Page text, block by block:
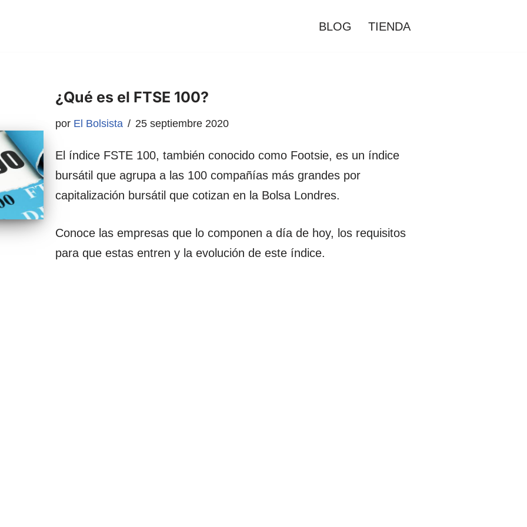
BLOG TIENDA
¿Qué es el FTSE 100?
por El Bolsista 25 septiembre 2020
El índice FSTE 100, también conocido como Footsie, es un índice
bursátil que agrupa a las 100 compañías más grandes por
capitalización bursátil que cotizan en la Bolsa Londres.
Conoce las empresas que lo componen a día de hoy, los requisitos
para que estas entren y la evolución de este índice.